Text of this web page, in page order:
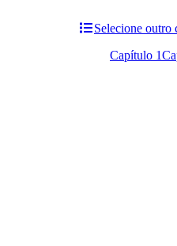
Selecione outro
Capítulo 1